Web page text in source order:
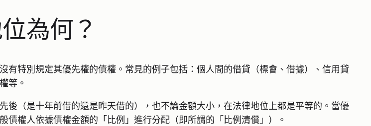
為何？
有特別規定其優先權的債權。常見的例子包括：個人間的借貸（標會、借據）、信用貸
等。
後（是十年前借的還是昨天借的），也不論金額大小，在法律地位上都是平等的。當優
權人依據債權金額的「比例」進行分配（即所謂的「比例清償」）。